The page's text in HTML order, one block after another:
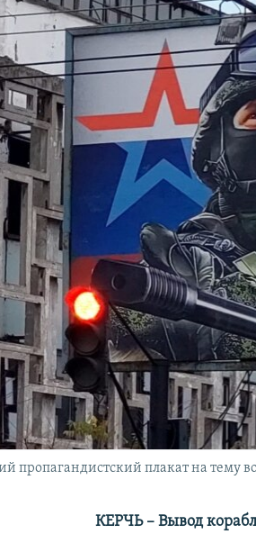
пропагандистский плакат на тему
КЕРЧЬ – Вывод